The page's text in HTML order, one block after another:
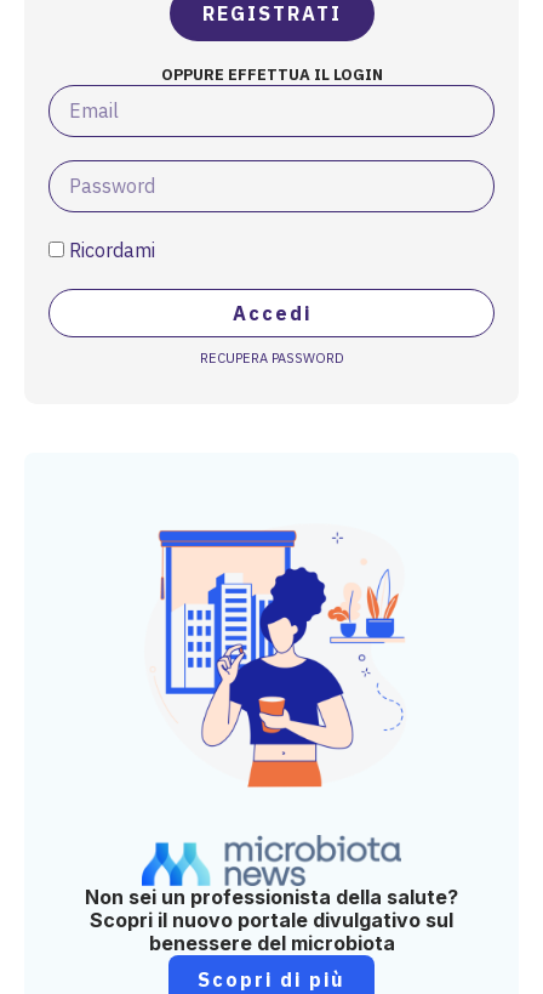
REGISTRATI
OPPURE EFFETTUA IL LOGIN
Ricordami
Accedi
RECUPERA PASSWORD
Non sei un professionista della salute?
Scopri il nuovo portale divulgativo sul
benessere del microbiota
Scopri di più